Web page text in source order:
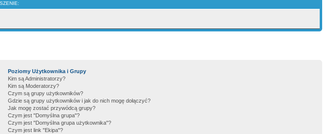
Poziomy Użytkownika i Grupy
Kim są Administratorzy?
Kim są Moderatorzy?
Czym są grupy użytkowników?
Gdzie są grupy użytkowników i jak do nich mogę dołączyć?
Jak mogę zostać przywódcą grupy?
Czym jest "Domyślna grupa"?
Czym jest "Domyślna grupa użytkownika"?
Czym jest link "Ekipa"?